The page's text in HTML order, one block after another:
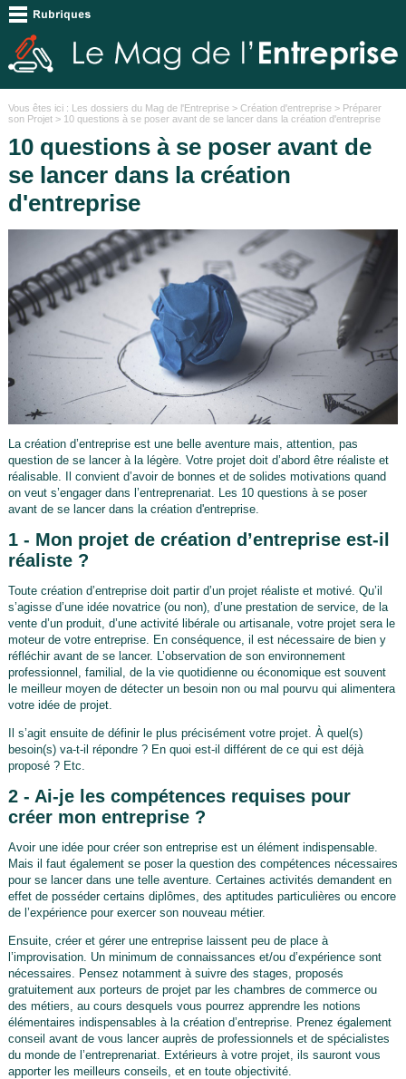
Vous êtes ici : Les dossiers du Mag de l'Entreprise> Création d'entreprise> Préparer
son Projet> 10 questions à se poser avant de se lancer dans la création d'entreprise
10 questions à se poser avant de
se lancer dans la création
d'entreprise
La création d’entreprise est une belle aventure mais, attention, pas
question de se lancer à la légère. Votre projet doit d’abord être réaliste et
réalisable. Il convient d’avoir de bonnes et de solides motivations quand
on veut s’engager dans l’entreprenariat. Les 10 questions à se poser
avant de se lancer dans la création d'entreprise.
1 - Mon projet de création d’entreprise est-il
réaliste ?
Toute création d’entreprise doit partir d’un projet réaliste et motivé. Qu’il
s’agisse d’une idée novatrice (ou non), d’une prestation de service, de la
vente d’un produit, d’une activité libérale ou artisanale, votre projet sera le
moteur de votre entreprise. En conséquence, il est nécessaire de bien y
réfléchir avant de se lancer. L’observation de son environnement
professionnel, familial, de la vie quotidienne ou économique est souvent
le meilleur moyen de détecter un besoin non ou mal pourvu qui alimentera
votre idée de projet.
Il s’agit ensuite de définir le plus précisément votre projet. À quel(s)
besoin(s) va-t-il répondre ? En quoi est-il différent de ce qui est déjà
proposé ? Etc.
2 - Ai-je les compétences requises pour
créer mon entreprise ?
Avoir une idée pour créer son entreprise est un élément indispensable.
Mais il faut également se poser la question des compétences nécessaires
pour se lancer dans une telle aventure. Certaines activités demandent en
effet de posséder certains diplômes, des aptitudes particulières ou encore
de l’expérience pour exercer son nouveau métier.
Ensuite, créer et gérer une entreprise laissent peu de place à
l’improvisation. Un minimum de connaissances et/ou d’expérience sont
nécessaires. Pensez notamment à suivre des stages, proposés
gratuitement aux porteurs de projet par les chambres de commerce ou
des métiers, au cours desquels vous pourrez apprendre les notions
élémentaires indispensables à la création d’entreprise. Prenez également
conseil avant de vous lancer auprès de professionnels et de spécialistes
du monde de l’entreprenariat. Extérieurs à votre projet, ils sauront vous
apporter les meilleurs conseils, et en toute objectivité.